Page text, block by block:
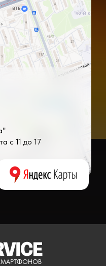
с 11 до 17от модели устройства и